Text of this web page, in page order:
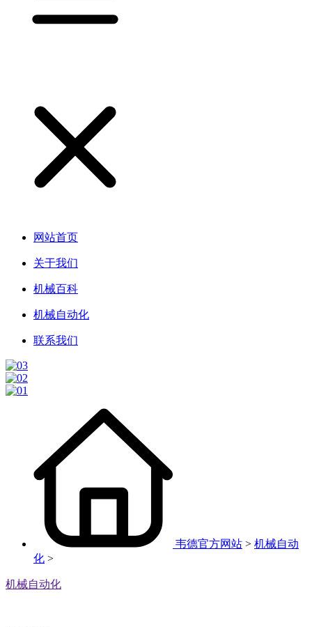
网站首页
关于我们
机械百科
机械自动化
联系我们
韦德官方网站 > 机械自动
化 >
机械自动化